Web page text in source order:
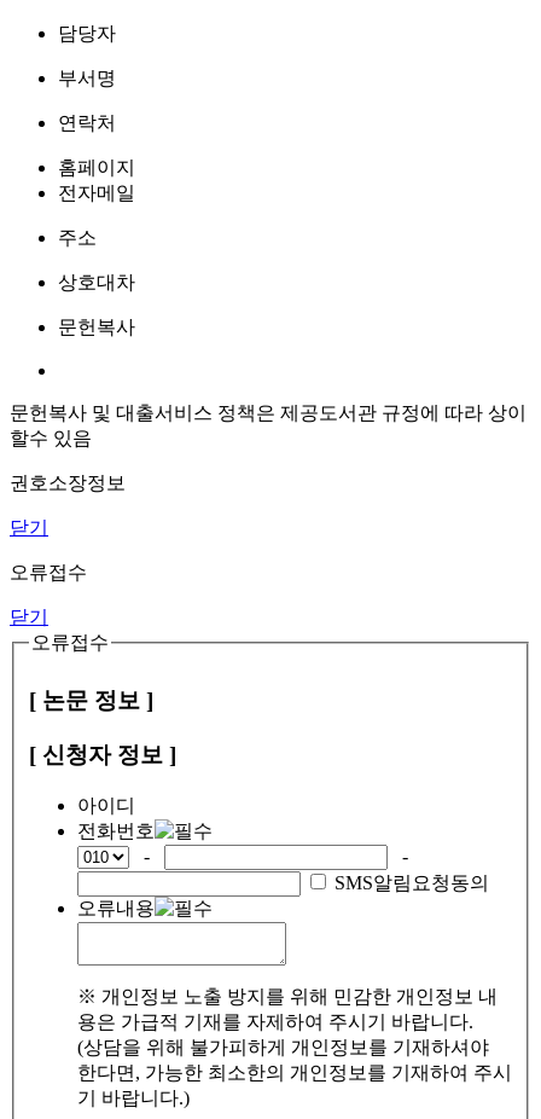
담당자
부서명
연락처
홈페이지
전자메일
주소
상호대차
문헌복사
문헌복사 및 대출서비스 정책은 제공도서관 규정에 따라 상이
할수 있음
권호소장정보
닫기
오류접수
닫기
오류접수
[ 논문 정보 ]
[ 신청자 정보 ]
아이디
전화번호
-
-
SMS알림요청동의
오류내용
※ 개인정보 노출 방지를 위해 민감한 개인정보 내
용은 가급적 기재를 자제하여 주시기 바랍니다.
(상담을 위해 불가피하게 개인정보를 기재하셔야
한다면, 가능한 최소한의 개인정보를 기재하여 주시
기 바랍니다.)